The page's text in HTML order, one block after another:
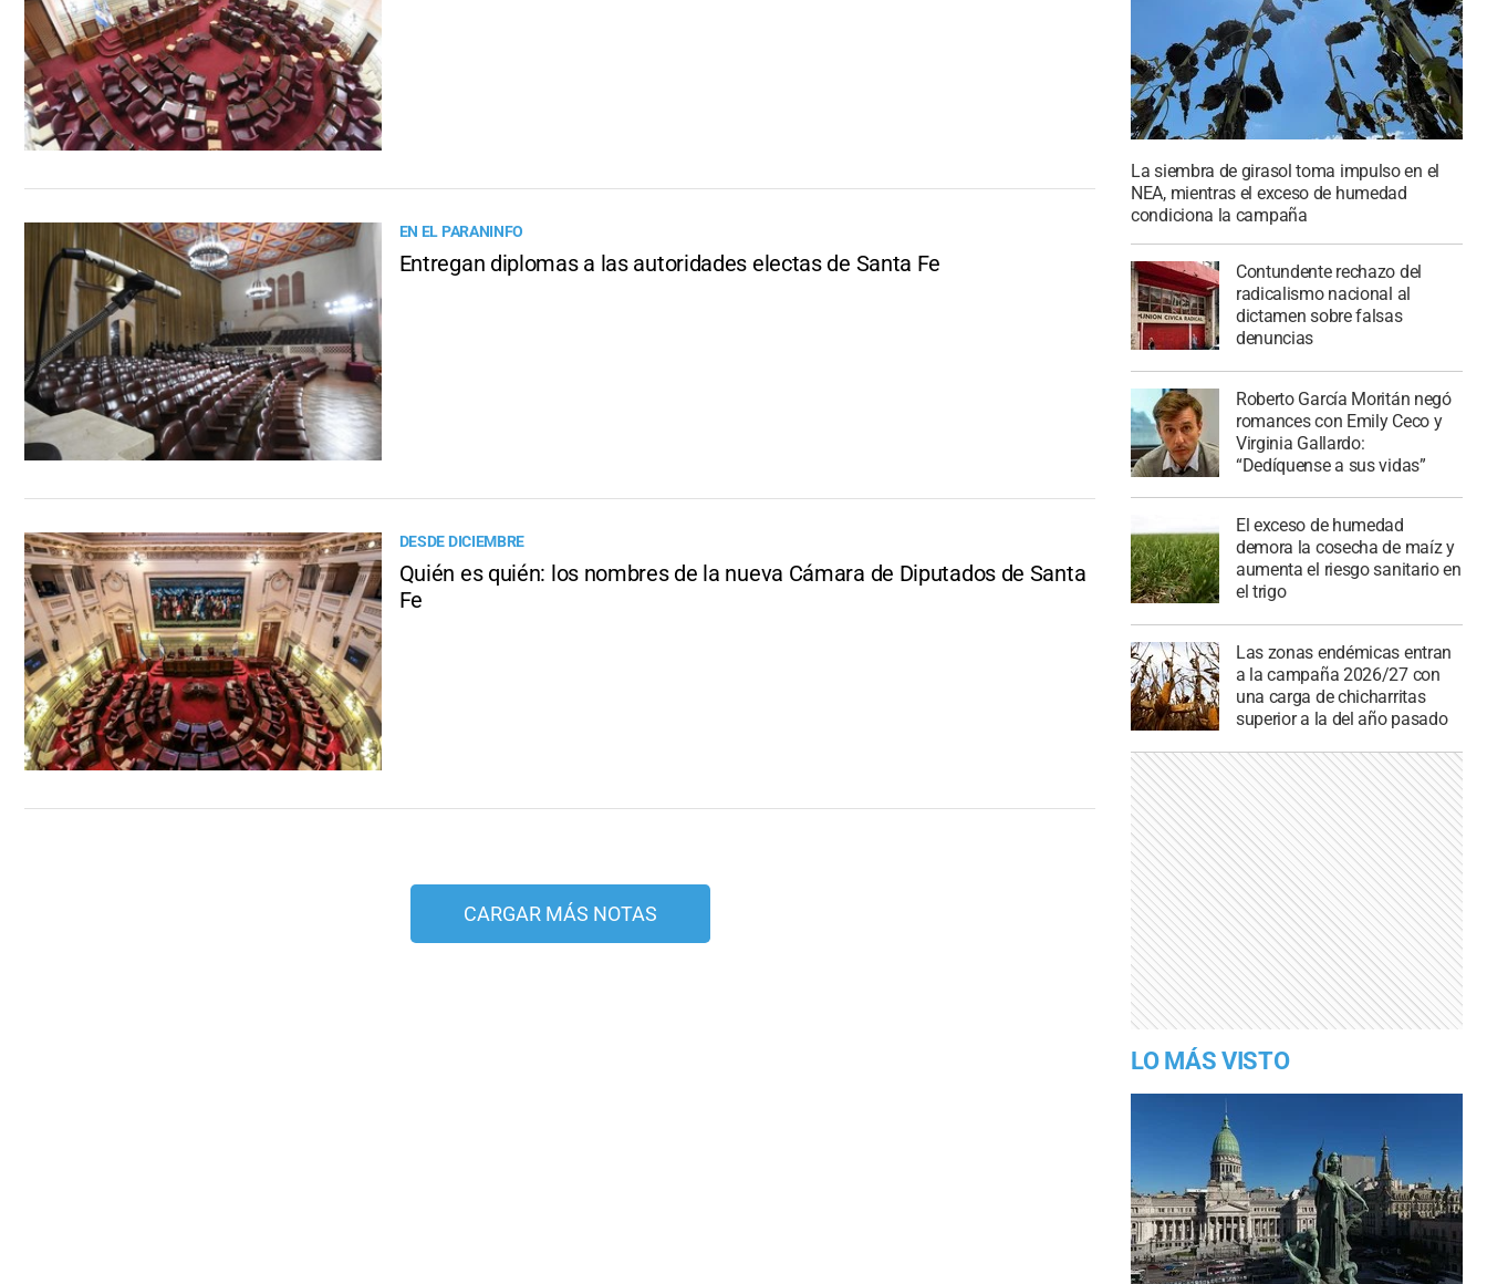
EN EL PARANINFO
Entregan diplomas a las autoridades electas de Santa Fe
DESDE DICIEMBRE
Quién es quién: los nombres de la nueva Cámara de Diputados de Santa
Fe
CARGAR MÁS NOTAS
La siembra de girasol toma impulso en el
NEA, mientras el exceso de humedad
condiciona la campaña
Contundente rechazo del
radicalismo nacional al
dictamen sobre falsas
denuncias
Roberto García Moritán negó
romances con Emily Ceco y
Virginia Gallardo:
“Dedíquense a sus vidas”
El exceso de humedad
demora la cosecha de maíz y
aumenta el riesgo sanitario en
el trigo
Las zonas endémicas entran
a la campaña 2026/27 con
una carga de chicharritas
superior a la del año pasado
LO MÁS VISTO